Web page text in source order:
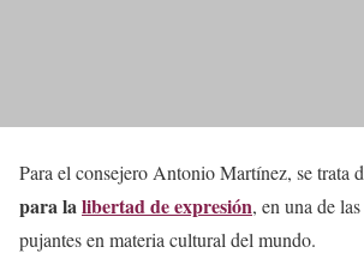
Para el consejero Antonio Martínez, se trata
para lalibertad de expresión, en una de
pujantes en materia cultural del mundo.